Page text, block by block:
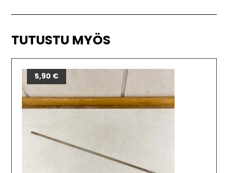
TUTUSTU MYÖS
5,90 €